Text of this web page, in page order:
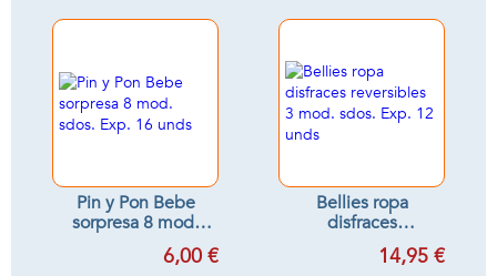
Pin y Pon Bebe
sorpresa 8 mod.
sdos. Exp. 16 unds
6,00 €
Bellies ropa
disfraces
reversibles 3 mod.
sdos. Exp. 12 unds
14,95 €